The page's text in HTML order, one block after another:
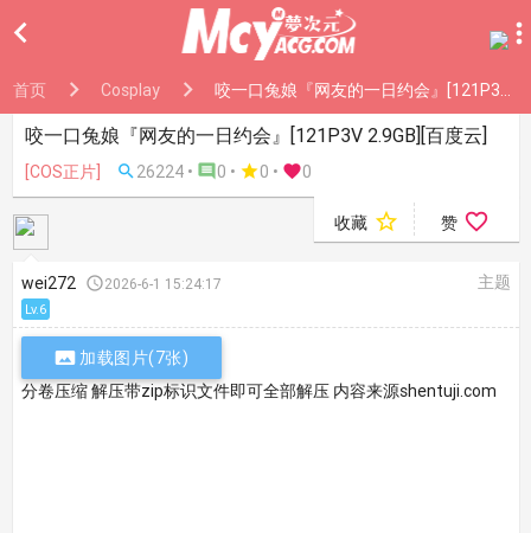

首页 Cosplay 咬一口兔娘『网友的一日约会』[121P3V 2.9GB][百度云]
咬一口兔娘『网友的一日约会』[121P3V 2.9GB][百度云]
[COS正片]  26224 •  0 • 0 • 0
收藏  赞 
wei272 2026-6-1 15:24:17 主题
Lv.6
加载图片(7张)
分卷压缩 解压带zip标识文件即可全部解压 内容来源shentuji.com